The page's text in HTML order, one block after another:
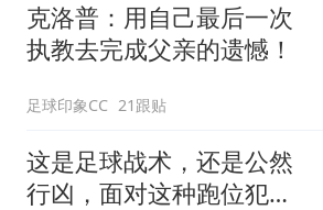
克洛普：用自己最后一次
执教去完成父亲的遗憾！
足球印象CC 21跟贴
这是足球战术，还是公然
行凶，面对这种跑位犯规